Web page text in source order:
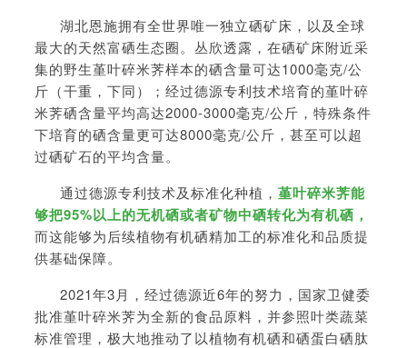
湖北恩施拥有全世界唯一独立硒矿床，以及全球
最大的天然富硒生态圈。丛欣透露，在硒矿床附近采
集的野生堇叶碎米荠样本的硒含量可达1000毫克/公
斤（干重，下同）；经过德源专利技术培育的堇叶碎
米荠硒含量平均高达2000-3000毫克/公斤，特殊条件
下培育的硒含量更可达8000毫克/公斤，甚至可以超
过硒矿石的平均含量。
通过德源专利技术及标准化种植， 堇叶碎米荠能
够把95%以上的无机硒或者矿物中硒转化为有机硒，
而这能够为后续植物有机硒精加工的标准化和品质提
供基础保障。
2021年3月，经过德源近6年的努力，国家卫健委
批准堇叶碎米荠为全新的食品原料，并参照叶类蔬菜
标准管理，极大地推动了以植物有机硒和硒蛋白硒肽